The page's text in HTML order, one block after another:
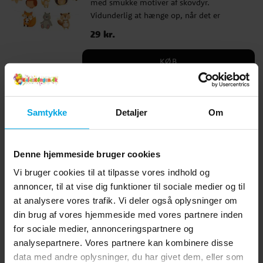
Samtykke Detaljer Om
Denne hjemmeside bruger cookies
Vi bruger cookies til at tilpasse vores indhold og
annoncer, til at vise dig funktioner til sociale medier og til
at analysere vores trafik. Vi deler også oplysninger om
din brug af vores hjemmeside med vores partnere inden
for sociale medier, annonceringspartnere og
analysepartnere. Vores partnere kan kombinere disse
data med andre oplysninger, du har givet dem, eller som
med smukke motiver af skovdyr.
Vidunderlig at hænge op, når det er
fødselsdag med skovtema. Guirlanden er
Pris:29 kr.
29 kr.
KØB
Smuk guirlande af pap med teksten
"Happy Birthday" og søde skovdyrmotiver,
inspireret fødselsdag. Guirlanden er 210
cm lang og bogstaverne er cirka 16 cm
høje. Pakken indeholder et 5 meter langt
snor, 13 bogstaver og 15 metalclips for nem
montering.
Pris:29 kr.
29 kr.
KØB
Skovvenner - Folieballon 45 cm
Smuk folieballon i skovtema, dekoreret
med søde små skovdyr og teksten 'Happy
Birthday'. Ballonen bliver 45 cm når den er